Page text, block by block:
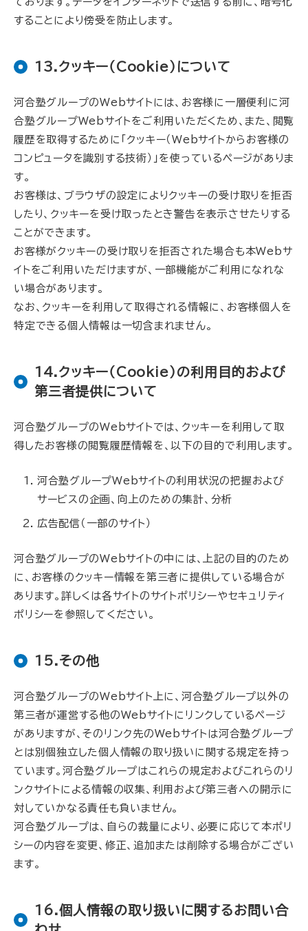
することにより傍受を防止します。
13.クッキー（Cookie）について
河合塾グループのWebサイトには、お客様に一層便利に河
合塾グループWebサイトをご利用いただくため、また、閲覧
履歴を取得するために「クッキー（Webサイトからお客様の
コンピュータを識別する技術）」を使っているページがありま
す。
お客様は、ブラウザの設定によりクッキーの受け取りを拒否
したり、クッキーを受け取ったとき警告を表示させたりする
ことができます。
お客様がクッキーの受け取りを拒否された場合も本Webサ
イトをご利用いただけますが、一部機能がご利用になれな
い場合があります。
なお、クッキーを利用して取得される情報に、お客様個人を
特定できる個人情報は一切含まれません。
14.クッキー（Cookie）の利用目的および
第三者提供について
河合塾グループのWebサイトでは、クッキーを利用して取
得したお客様の閲覧履歴情報を、以下の目的で利用します。
河合塾グループWebサイトの利用状況の把握および
サービスの企画、向上のための集計、分析
広告配信（一部のサイト）
河合塾グループのWebサイトの中には、上記の目的のため
に、お客様のクッキー情報を第三者に提供している場合が
あります。詳しくは各サイトのサイトポリシーやセキュリティ
ポリシーを参照してください。
15.その他
河合塾グループのWebサイト上に、河合塾グループ以外の
第三者が運営する他のWebサイトにリンクしているページ
がありますが、そのリンク先のWebサイトは河合塾グループ
とは別個独立した個人情報の取り扱いに関する規定を持っ
ています。河合塾グループはこれらの規定およびこれらのリ
ンクサイトによる情報の収集、利用および第三者への開示に
対していかなる責任も負いません。
河合塾グループは、自らの裁量により、必要に応じて本ポリ
シーの内容を変更、修正、追加または削除する場合がござい
ます。
16.個人情報の取り扱いに関するお問い合